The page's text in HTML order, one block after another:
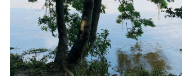
Limbricht und starten Sie dort Ihre
Sie vom Bahnhof in Sittard aus starten.
Dieser Text wurde mit Hilfe eines Online-